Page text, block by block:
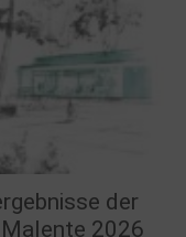
der
2026